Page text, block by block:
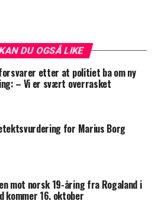
DU OGSÅ LIKE
etter at politiet ba om ny
– Vi er svært overrasket
for Marius Borg
mot norsk 19-åring fra Rogaland i
kommer 16. oktober